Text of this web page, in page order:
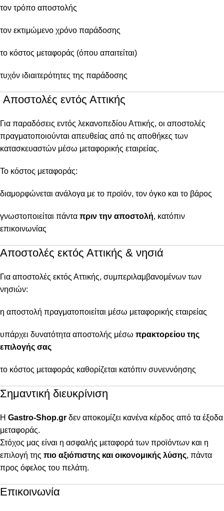
τον τρόπο αποστολής
τον εκτιμώμενο χρόνο παράδοσης
το κόστος μεταφοράς (όπου απαιτείται)
τυχόν ιδιαιτερότητες της παράδοσης
Αποστολές εντός Αττικής
Για παραδόσεις εντός λεκανοπεδίου Αττικής, οι αποστολές
πραγματοποιούνται απευθείας από τις αποθήκες των
κατασκευαστών μέσω μεταφορικής εταιρείας.
Το κόστος μεταφοράς:
διαμορφώνεται ανάλογα με το προϊόν, τον όγκο και το βάρος
γνωστοποιείται πάντα πριν την αποστολή, κατόπιν
επικοινωνίας
Αποστολές εκτός Αττικής & νησιά
Για αποστολές εκτός Αττικής, συμπεριλαμβανομένων των
νησιών:
η αποστολή πραγματοποιείται μέσω μεταφορικής εταιρείας
υπάρχει δυνατότητα αποστολής μέσω πρακτορείου της
επιλογής σας
το κόστος μεταφοράς καθορίζεται κατόπιν συνεννόησης
Σημαντική διευκρίνιση
Η Gastro-Shop.gr δεν αποκομίζει κανένα κέρδος από τα έξοδα
μεταφοράς.
Στόχος μας είναι η ασφαλής μεταφορά των προϊόντων και η
επιλογή της πιο αξιόπιστης και οικονομικής λύσης, πάντα
προς όφελος του πελάτη.
Επικοινωνία